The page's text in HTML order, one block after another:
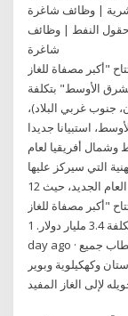
| وظائف شاغرة
النفط | وظائف
شاغرة
"أكبر مصفاة للغاز
الأوسط" بتكلفة
جنوب غربي البلاد)،
استبيانا جديدا
وشمال أفريقيا لعام
التي سيركز عليها
المهنيون في العام الجديد، حيث 12 hours ago · أعلن الرئيس الإيراني
"أكبر مصفاة للغاز
المصاحب لاستخراج النفط في الشرق الأوسط" بتكلفة 3.4 مليار دولار. 1
day ago · وأضاف، أن مصفاة بيد بلند للغاز قادرة على استقطاب جميع
محافظات: خوزستان وكهكيلوية وبوير